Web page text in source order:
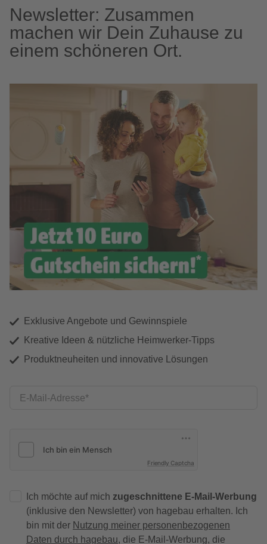
Newsletter: Zusammen
machen wir Dein Zuhause zu
einem schöneren Ort.
Exklusive Angebote und Gewinnspiele
Kreative Ideen & nützliche Heimwerker-Tipps
Produktneuheiten und innovative Lösungen
E-Mail-Adresse
Friendly Captcha
Ich möchte auf mich zugeschnittene E-Mail-Werbung
(inklusive den Newsletter) von hagebau erhalten. Ich
bin mit der Nutzung meiner personenbezogenen
Daten durch hagebau, die E-Mail-Werbung, die